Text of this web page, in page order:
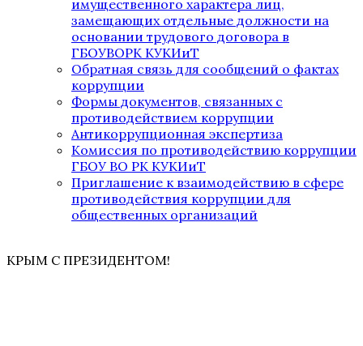
имущественного характера лиц,
замещающих отдельные должности на
основании трудового договора в
ГБОУВОРК КУКИиТ
Обратная связь для сообщений о фактах
коррупции
Формы документов, связанных с
противодействием коррупции
Антикоррупционная экспертиза
Комиссия по противодействию коррупции
ГБОУ ВО РК КУКИиТ
Приглашение к взаимодействию в сфере
противодействия коррупции для
общественных организаций
КРЫМ С ПРЕЗИДЕНТОМ!